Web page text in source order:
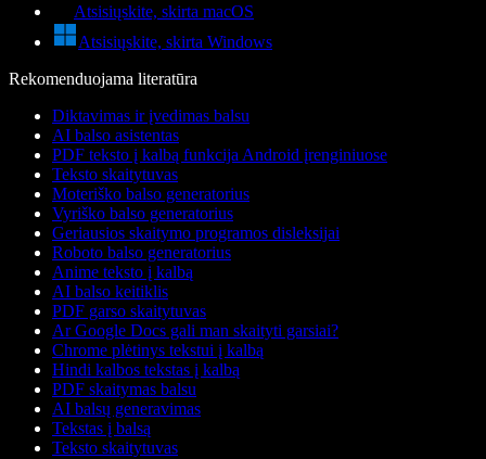
Atsisiųskite, skirta macOS
Atsisiųskite, skirta Windows
Rekomenduojama literatūra
Diktavimas ir įvedimas balsu
AI balso asistentas
PDF teksto į kalbą funkcija Android įrenginiuose
Teksto skaitytuvas
Moteriško balso generatorius
Vyriško balso generatorius
Geriausios skaitymo programos disleksijai
Roboto balso generatorius
Anime teksto į kalbą
AI balso keitiklis
PDF garso skaitytuvas
Ar Google Docs gali man skaityti garsiai?
Chrome plėtinys tekstui į kalbą
Hindi kalbos tekstas į kalbą
PDF skaitymas balsu
AI balsų generavimas
Tekstas į balsą
Teksto skaitytuvas